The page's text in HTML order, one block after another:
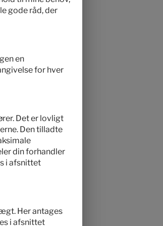
gode råd, der
en
for hver
Det er lovligt
Den tilladte
din forhandler
i afsnittet
Her antages
i afsnittet